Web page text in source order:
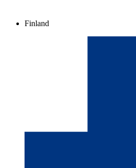
Finland